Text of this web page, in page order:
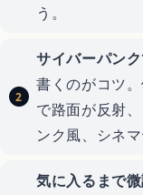
う。
サイバーパンク
書くのがコツ
で路面が反射
ンク風、シネ
気に入るまで微